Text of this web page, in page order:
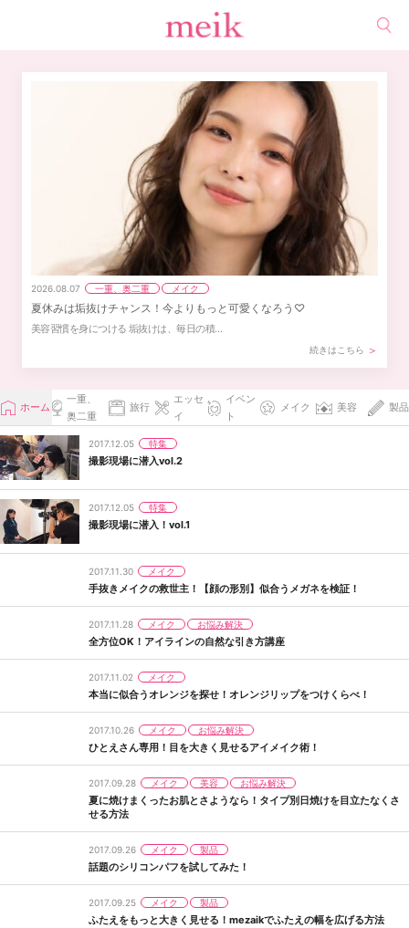
2026.08.07 一重、奥二重 メイク
夏休みは垢抜けチャンス！今よりもっと可愛くなろう♡
美容習慣を身につける 垢抜けは、毎日の積…
続きはこちら
ホーム
一重、
奥二重
旅行
エッセ
イ
イベン
ト
メイク 美容 製品
2017.12.05 特集
撮影現場に潜入vol.2
2017.12.05 特集
撮影現場に潜入！vol.1
2017.11.30 メイク
手抜きメイクの救世主！【顔の形別】似合うメガネを検証！
2017.11.28 メイク お悩み解決
全方位OK！アイラインの自然な引き方講座
2017.11.02 メイク
本当に似合うオレンジを探せ！オレンジリップをつけくらべ！
2017.10.26 メイク お悩み解決
ひとえさん専用！目を大きく見せるアイメイク術！
2017.09.28 メイク 美容 お悩み解決
夏に焼けまくったお肌とさようなら！タイプ別日焼けを目立たなくさ
せる方法
2017.09.26 メイク 製品
話題のシリコンパフを試してみた！
2017.09.25 メイク 製品
ふたえをもっと大きく見せる！mezaikでふたえの幅を広げる方法